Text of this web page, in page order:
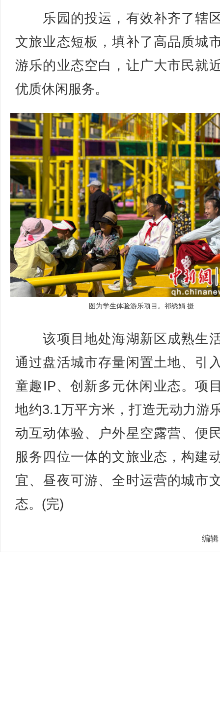
乐园的投运，有效补齐了辖
文旅业态短板，填补了高品质城
游乐的业态空白，让广大市民就
优质休闲服务。
图为学生体验游乐项目。祁绣娟 摄
该项目地处海湖新区成熟生
通过盘活城市存量闲置土地、引
童趣IP、创新多元休闲业态。项
地约3.1万平方米，打造无动力游
动互动体验、户外星空露营、便
服务四位一体的文旅业态，构建
宜、昼夜可游、全时运营的城市
态。(完)
编